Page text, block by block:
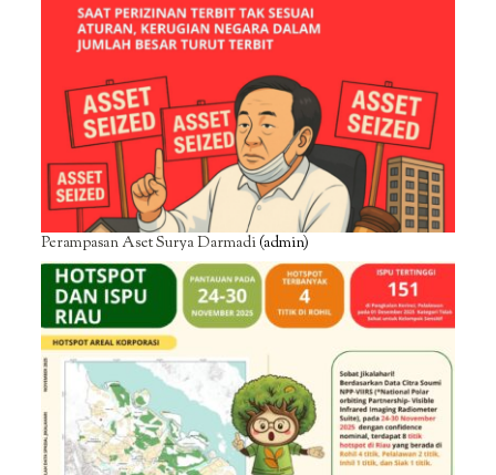
Perampasan Aset Surya Darmadi(admin)